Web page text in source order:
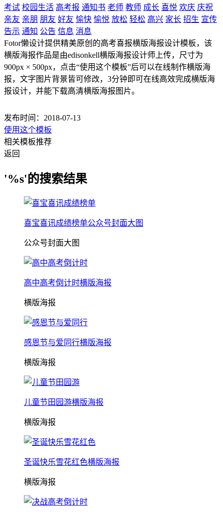
考试 校园生活 高考报 通知书 老师 教师 成长 喜悦 欢庆 庆祝
亲友 亲朋 朋友 好友 愉快 愉悦 放松 轻松 高兴 家长 招生 宣传
告示 通知 公告 信息 消息
Fotor懒设计提供精美原创的高考喜报横版海报设计模板，该
横版海报作品是由edisonkell横版海报设计师上传，尺寸为
900px × 500px，点击“使用这个模板”后可以在线制作横版海
报，文字图片背景皆可修改，3分钟即可在线高效完成横版海
报设计，并能下载高清横版海报图片。
发布时间：2018-07-13
使用这个模板
相关模板推荐
返回
'%s'的搜索结果
喜宝喜讯成绩榜单公众号封面大图
公众号封面大图
高中高考倒计时横版海报
横版海报
感恩节与爱同行横版海报
横版海报
儿童节田园游横版海报
横版海报
圣诞快乐雪花红色横版海报
横版海报